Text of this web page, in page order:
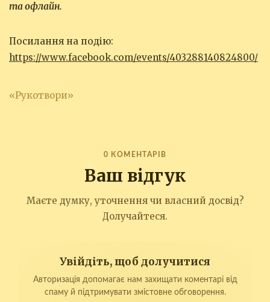
та офлайн.
Посилання на подію:
https://www.facebook.com/events/403288140824800/
«Рукотвори»
0 КОМЕНТАРІВ
Ваш відгук
Маєте думку, уточнення чи власний досвід?
Долучайтеся.
Увійдіть, щоб долучитися
Авторизація допомагає нам захищати коментарі від
спаму й підтримувати змістовне обговорення.